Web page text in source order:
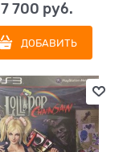
7 700 руб.
ДОБАВИТЬ